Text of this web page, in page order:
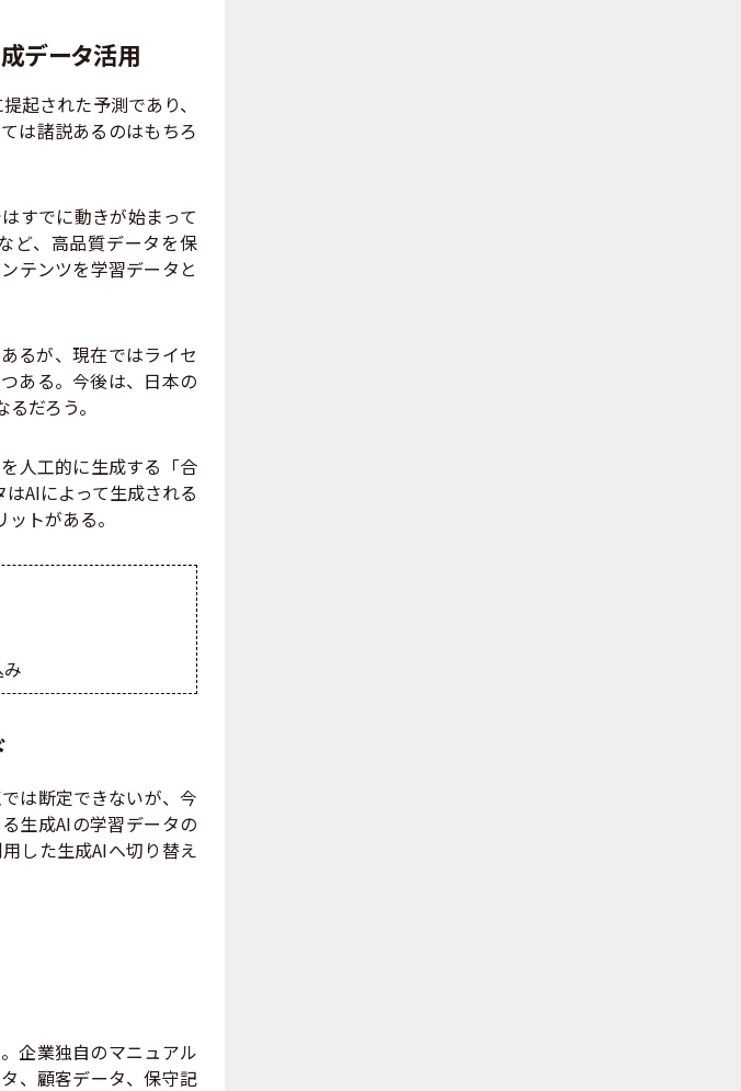
データ活用
起された予測であり、
は諸説あるのはもちろ
すでに動きが始まって
ど、高品質データを保
テンツを学習データと
るが、現在ではライセ
ある。今後は、日本の
だろう。
人工的に生成する「合
AIによって生成される
トがある。
は断定できないが、今
生成AIの学習データの
した生成AIへ切り替え
企業独自のマニュアル
、顧客データ、保守記